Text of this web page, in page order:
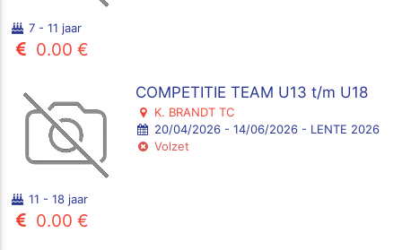
7 - 11 jaar
0.00 €
COMPETITIE TEAM U13 t/m U18
K. BRANDT TC
20/04/2026 - 14/06/2026 - LENTE 2026
Volzet
11 - 18 jaar
0.00 €